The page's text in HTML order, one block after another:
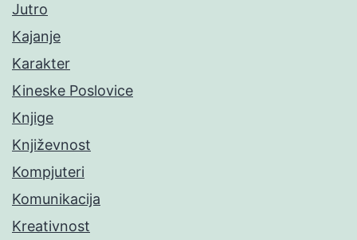
Jutro
Kajanje
Karakter
Kineske Poslovice
Knjige
Književnost
Kompjuteri
Komunikacija
Kreativnost